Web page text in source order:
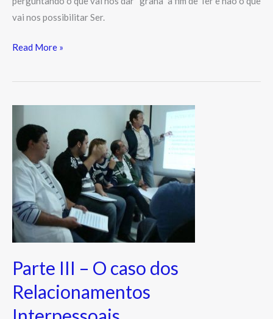
vai nos possibilitar Ser.
Read More »
Parte III – O caso dos
Relacionamentos
III
–
O
caso
dos
Relacionamentos
Interpessoais